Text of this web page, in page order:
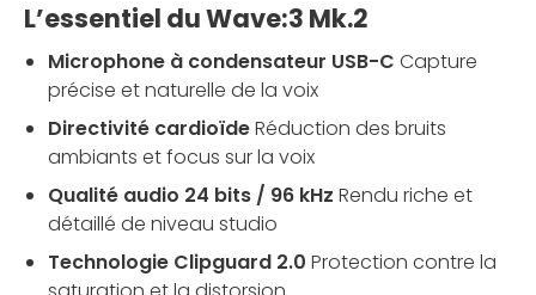
L’essentiel du Wave:3 Mk.2
Microphone à condensateur USB-C Capture
précise et naturelle de la voix
Directivité cardioïdeRéduction des bruits
ambiants et focus sur la voix
Qualité audio 24 bits / 96 kHz Rendu riche et
détaillé de niveau studio
Technologie Clipguard 2.0 Protection contre la